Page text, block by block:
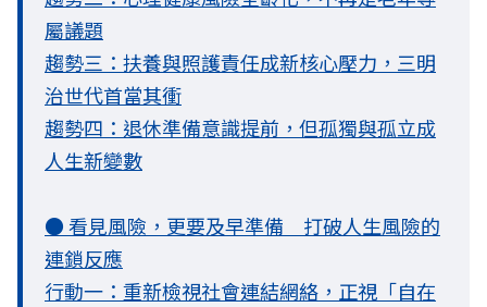
屬議題
趨勢三：扶養與照護責任成新核心壓力，三明
治世代首當其衝
趨勢四：退休準備意識提前，但孤獨與孤立成
人生新變數
● 看見風險，更要及早準備 打破人生風險的
連鎖反應
行動一：重新檢視社會連結網絡，正視「自在